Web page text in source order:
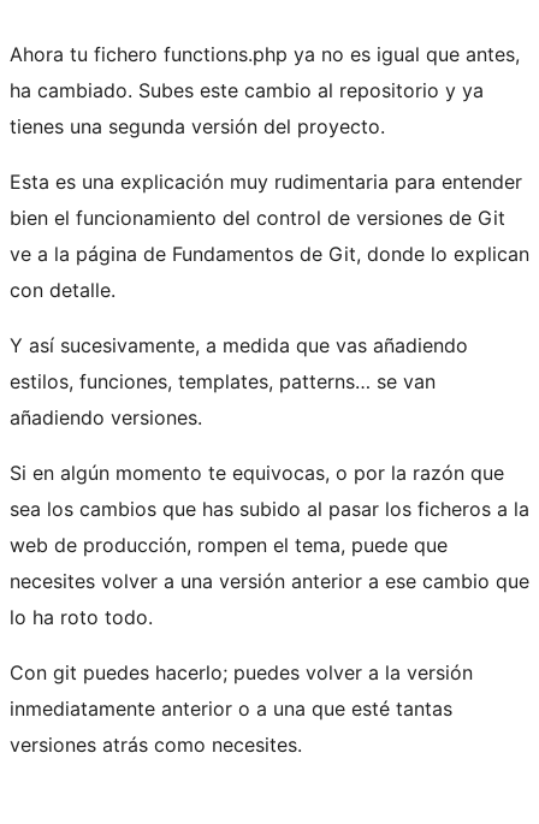
Ahora tu fichero functions.php ya no es igual que antes,
ha cambiado. Subes este cambio al repositorio y ya
tienes una segunda versión del proyecto.
Esta es una explicación muy rudimentaria para entender
bien el funcionamiento del control de versiones de Git
ve a la página de Fundamentos de Git, donde lo explican
con detalle.
Y así sucesivamente, a medida que vas añadiendo
estilos, funciones, templates, patterns… se van
añadiendo versiones.
Si en algún momento te equivocas, o por la razón que
sea los cambios que has subido al pasar los ficheros a la
web de producción, rompen el tema, puede que
necesites volver a una versión anterior a ese cambio que
lo ha roto todo.
Con git puedes hacerlo; puedes volver a la versión
inmediatamente anterior o a una que esté tantas
versiones atrás como necesites.